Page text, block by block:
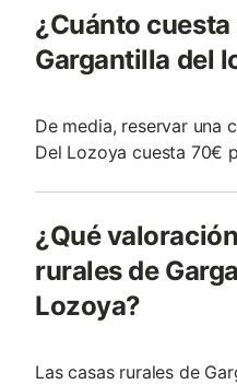
¿Cuánto
Gargantilla del
De media, reservar una
Del Lozoya cuesta 70€
¿Qué
rurales de
Lozoya?
Las casas rurales de